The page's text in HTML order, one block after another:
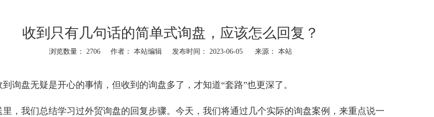
收到只有几句话的简单式询盘，应该怎么回复？
浏览数量： 2706 作者： 本站编辑 发布时间： 2023-06-05 来源： 本站
询盘无疑是开心的事情，但收到的询盘多了，才知道“套路”也更深了。
里，我们总结学习过外贸询盘的回复步骤。今天，我们将通过几个实际的询盘案例，来重点说一